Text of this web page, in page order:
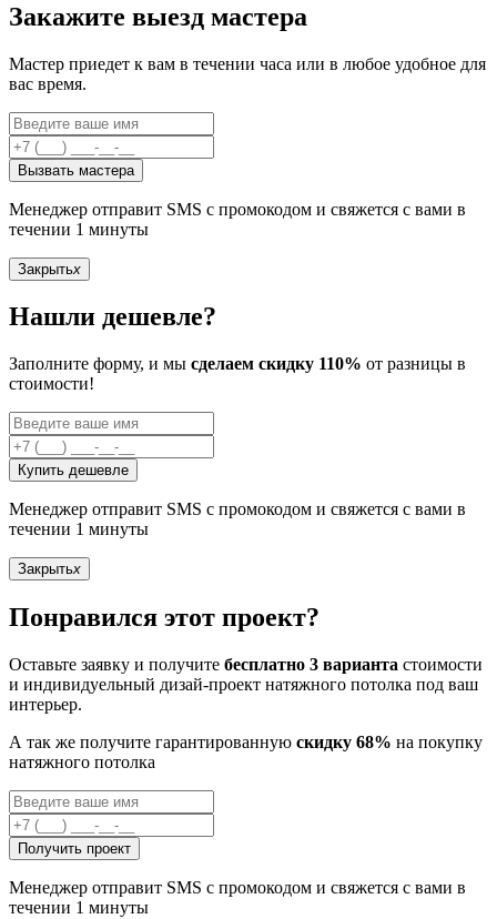
Закажите выезд мастера
Мастер приедет к вам в течении часа или в любое удобное для
вас время.
Вызвать мастера
Менеджер отправит SMS с промокодом и свяжется с вами в
течении 1 минуты
Закрытьx
Нашли дешевле?
Заполните форму, и мы сделаем скидку 110% от разницы в
стоимости!
Купить дешевле
Менеджер отправит SMS с промокодом и свяжется с вами в
течении 1 минуты
Закрытьx
Понравился этот проект?
Оставьте заявку и получите бесплатно 3 варианта стоимости
и индивидуельный дизай-проект натяжного потолка под ваш
интерьер.
А так же получите гарантированную скидку 68% на покупку
натяжного потолка
Получить проект
Менеджер отправит SMS с промокодом и свяжется с вами в
течении 1 минуты